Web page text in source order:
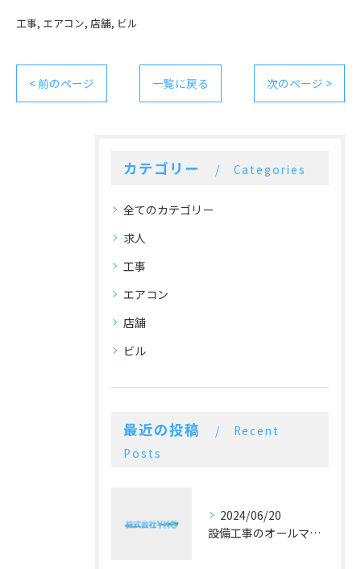
工事 エアコン 店舗 ビル
< 前のページ 一覧に戻る 次のページ >
カテゴリー Categories
全てのカテゴリー
求人
工事
エアコン
店舗
ビル
最近の投稿
Recent
Posts
2024/06/20
設備工事のオールマイティー！施工実績豊富な空調設備業